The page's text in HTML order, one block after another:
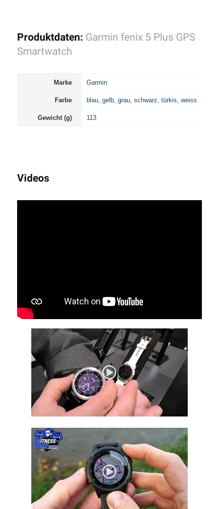
Produktdaten: Garmin fenix 5 Plus GPS
Smartwatch
Marke Garmin
Farbe blau, gelb, grau, schwarz, türkis, weiss
Gewicht (g) 113
Videos